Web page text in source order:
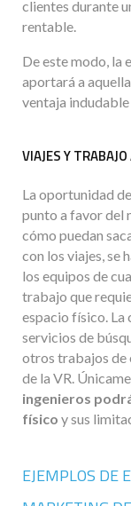
clientes durante
rentable.
De este modo, la
aportará a
ventaja
VIAJES Y
La oportunidad
punto a favor del
cómo puedan
con los viajes, se
los equipos de
trabajo que
espacio físico. La
servicios de
otros trabajos de
de la VR.
ingenieros
físico y sus
EJEMPLOS DE